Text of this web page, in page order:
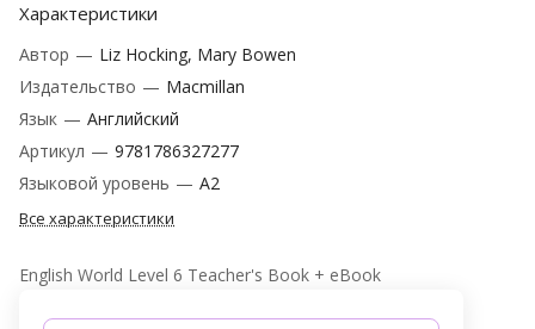
Характеристики
Автор — Liz Hocking, Mary Bowen
Издательство — Macmillan
Язык — Английский
Артикул — 9781786327277
Языковой уровень — A2
Все характеристики
English World Level 6 Teacher's Book + eBook